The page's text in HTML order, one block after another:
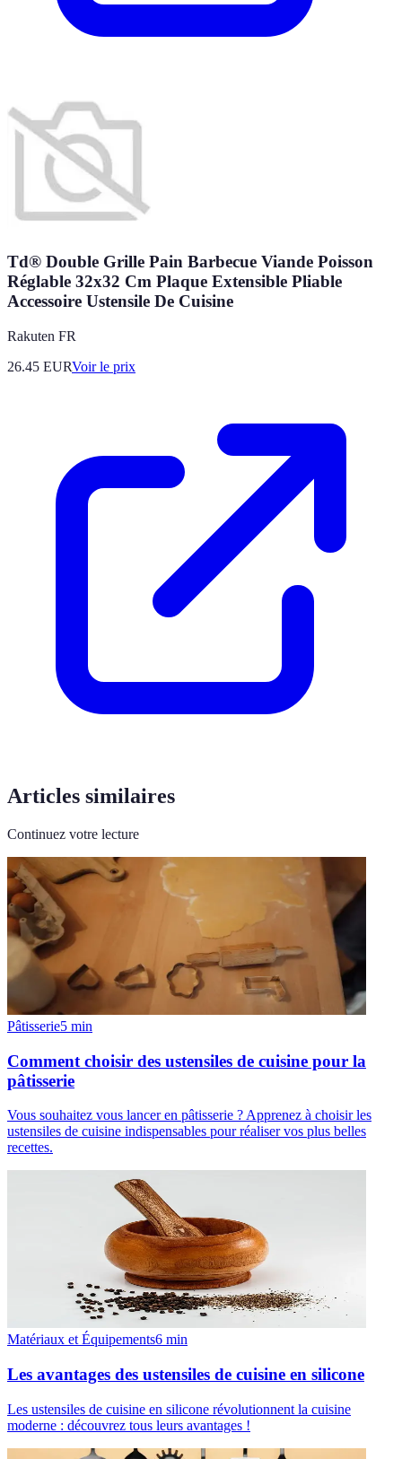
Td® Double Grille Pain Barbecue Viande Poisson
Réglable 32x32 Cm Plaque Extensible Pliable
Accessoire Ustensile De Cuisine
Rakuten FR
26.45 EURVoir le prix
Articles similaires
Continuez votre lecture
Pâtisserie5 min
Comment choisir des ustensiles de cuisine pour la
pâtisserie
Vous souhaitez vous lancer en pâtisserie ? Apprenez à choisir les
ustensiles de cuisine indispensables pour réaliser vos plus belles
recettes.
Matériaux et Équipements6 min
Les avantages des ustensiles de cuisine en silicone
Les ustensiles de cuisine en silicone révolutionnent la cuisine
moderne : découvrez tous leurs avantages !